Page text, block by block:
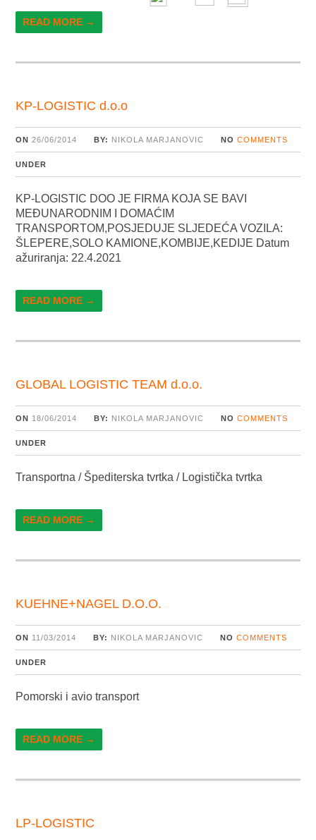
READ MORE →
KP-LOGISTIC d.o.o
ON 26/06/2014 BY: NIKOLA MARJANOVIC NO COMMENTS
UNDER
KP-LOGISTIC DOO JE FIRMA KOJA SE BAVI
MEĐUNARODNIM I DOMAĆIM
TRANSPORTOM,POSJEDUJE SLJEDEĆA VOZILA:
ŠLEPERE,SOLO KAMIONE,KOMBIJE,KEDIJE Datum
ažuriranja: 22.4.2021
READ MORE →
GLOBAL LOGISTIC TEAM d.o.o.
ON 18/06/2014 BY: NIKOLA MARJANOVIC NO COMMENTS
UNDER
Transportna / Špediterska tvrtka / Logistička tvrtka
READ MORE →
KUEHNE+NAGEL D.O.O.
ON 11/03/2014 BY: NIKOLA MARJANOVIC NO COMMENTS
UNDER
Pomorski i avio transport
READ MORE →
LP-LOGISTIC